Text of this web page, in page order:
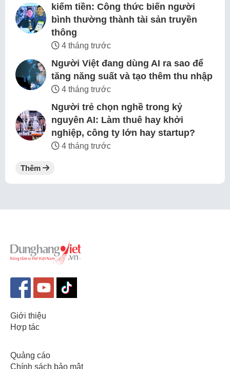
kiếm tiền: Công thức biến người
bình thường thành tài sản truyền
thông
4 tháng trước
Người Việt đang dùng AI ra sao để
tăng năng suất và tạo thêm thu nhập
4 tháng trước
Người trẻ chọn nghề trong kỷ
nguyên AI: Làm thuê hay khởi
nghiệp, công ty lớn hay startup?
4 tháng trước
Thêm
Giới thiệu
Hợp tác
Quảng cáo
Chính sách bảo mật